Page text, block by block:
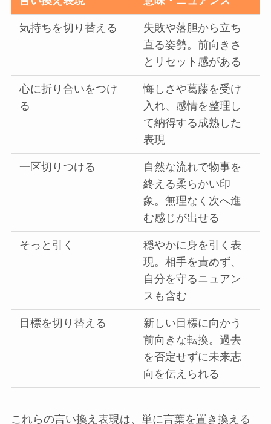
気持ちを切り替える
失敗や落胆から立ち
直る姿勢。前向きさ
とリセット感がある
心に折り合いをつけ
る
悔しさや葛藤を受け
入れ、感情を整理し
て納得する成熟した
表現
一区切りつける
自然な流れで物事を
終える柔らかい印
象。無理なく次へ進
む感じが出せる
そっと引く
穏やかに身を引く表
現。相手を責めず、
自分を守るニュアン
スも含む
目標を切り替える
新しい目標に向かう
前向きな転換。過去
を否定せずに未来志
向を伝えられる
これらの言い換え表現は、単に言葉を置き換える